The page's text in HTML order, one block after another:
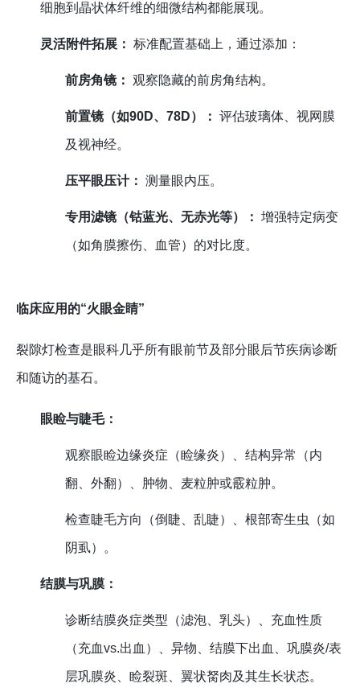
细胞到晶状体纤维的细微结构都能展现。
灵活附件拓展： 标准配置基础上，通过添加：
前房角镜： 观察隐藏的前房角结构。
前置镜（如90D、78D）： 评估玻璃体、视网膜
及视神经。
压平眼压计： 测量眼内压。
专用滤镜（钴蓝光、无赤光等）： 增强特定病变
（如角膜擦伤、血管）的对比度。
临床应用的“火眼金睛”
裂隙灯检查是眼科几乎所有眼前节及部分眼后节疾病诊断
和随访的基石。
眼睑与睫毛：
观察眼睑边缘炎症（睑缘炎）、结构异常（内
翻、外翻）、肿物、麦粒肿或霰粒肿。
检查睫毛方向（倒睫、乱睫）、根部寄生虫（如
阴虱）。
结膜与巩膜：
诊断结膜炎症类型（滤泡、乳头）、充血性质
（充血vs.出血）、异物、结膜下出血、巩膜炎/表
层巩膜炎、睑裂斑、翼状胬肉及其生长状态。